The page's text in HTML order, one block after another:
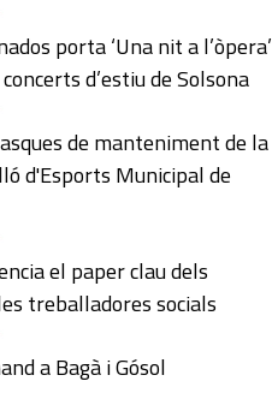
porta ‘Una nit a l’òpera’
d’estiu de Solsona
de manteniment de la
d'Esports Municipal de
el paper clau dels
treballadores socials
a Bagà i Gósol